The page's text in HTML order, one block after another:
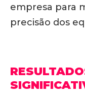
empresa para
precisão dos